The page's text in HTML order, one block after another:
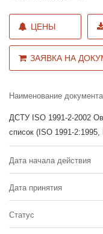
ЦЕНЫ
ЗАЯВКА НА
Наименование документа
ДСТУ ISO 1991-2-2002
список (ISO 1991-2:1995,
Дата начала действия
Дата принятия
Статус